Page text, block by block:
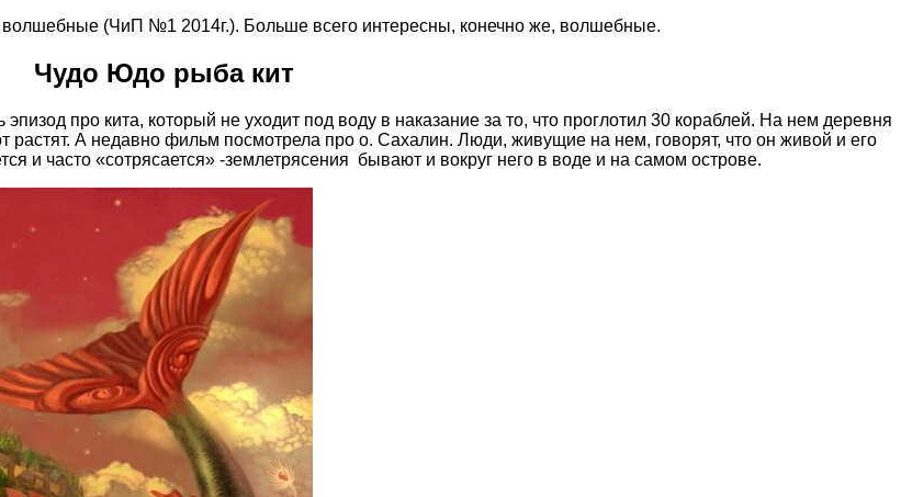
(ЧиП №1 2014г.). Больше всего интересны, конечно же, волшебные.
Чудо Юдо рыба кит
про кита, который не уходит под воду в наказание за то, что проглотил 30 кораблей. На нем деревня
растят. А недавно фильм посмотрела про о. Сахалин. Люди, живущие на нем, говорят, что он живой и его
и часто «сотрясается» -землетрясения бывают и вокруг него в воде и на самом острове.